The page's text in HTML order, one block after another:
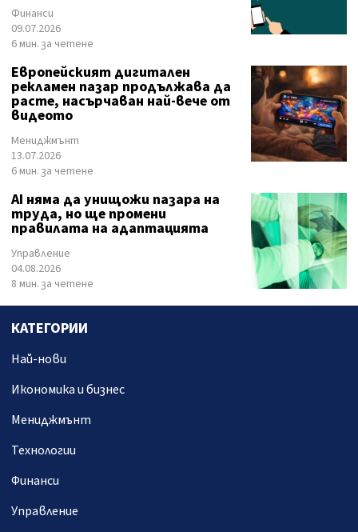
Финанси
09.07.2026
6 мин. за четене
Европейският дигитален
рекламен пазар продължава да
расте, насърчаван най-вече от
видеото
Мениджмънт
13.07.2026
6 мин. за четене
AI няма да унищожи пазара на
труда, но ще промени
правилата на адаптацията
Управление
04.08.2026
8 мин. за четене
КАТЕГОРИИ
Най-нови
Икономика и бизнес
Мениджмънт
Технологии
Финанси
Управление